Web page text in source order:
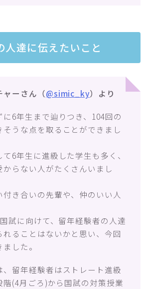
人達に伝えたいこと
ャーさん（@simic_ky）より
に6年生まで辿りつき、104回の
そうな点を取ることができまし
て6年生に進級した学生も多く、
らない人がたくさんいまし
付き合いの先輩や、仲のいい人
試に向けて、留年経験者の人達
れることはないかと思い、今回
した。
、留年経験者はストレート進級
階(4月ごろ)から国試の対策授業